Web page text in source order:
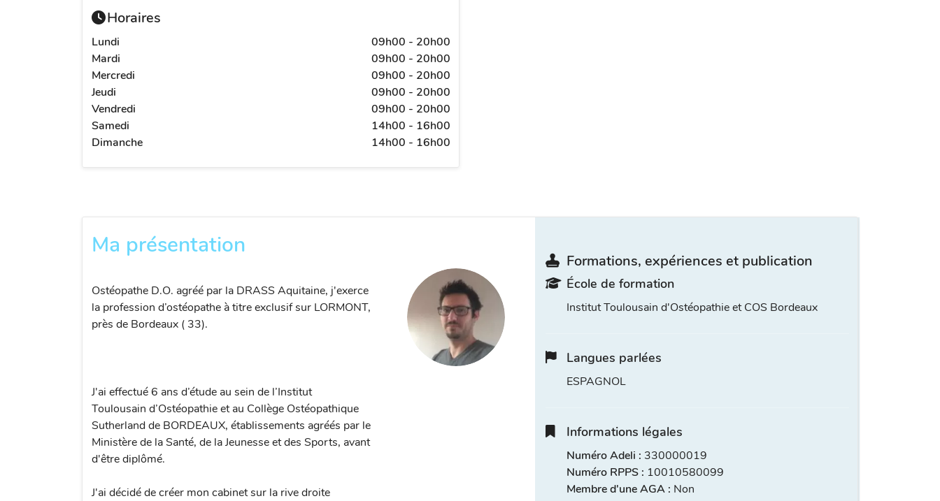
Horaires
Lundi
09h00 - 20h00
Mardi
09h00 - 20h00
Mercredi
09h00 - 20h00
Jeudi
09h00 - 20h00
Vendredi
09h00 - 20h00
Samedi
14h00 - 16h00
Dimanche
14h00 - 16h00
Ma présentation
Ostéopathe D.O. agréé par la DRASS Aquitaine, j'exerce
la profession d’ostéopathe à titre exclusif sur LORMONT,
près de Bordeaux ( 33).
J'ai effectué 6 ans d’étude au sein de l’Institut
Toulousain d’Ostéopathie et au Collège Ostéopathique
Sutherland de BORDEAUX, établissements agréés par le
Ministère de la Santé, de la Jeunesse et des Sports, avant
d'être diplômé.
J'ai décidé de créer mon cabinet sur la rive droite
Formations, expériences et publication
École de formation
Institut Toulousain d'Ostéopathie et COS Bordeaux
Langues parlées
ESPAGNOL
Informations légales
Numéro Adeli : 330000019
Numéro RPPS : 10010580099
Membre d'une AGA : Non